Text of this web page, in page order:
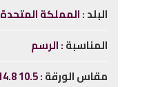
البلد المملكة المتحدة
المناسبة الرسم
مقاس الورقة